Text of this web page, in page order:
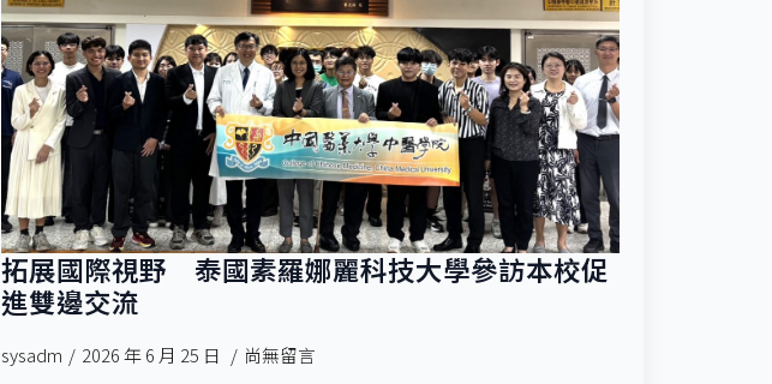
拓展國際視野 泰國素羅娜麗科技大學參訪本校促
進雙邊交流
sysadm 2026 年 6 月 25 日 尚無留言